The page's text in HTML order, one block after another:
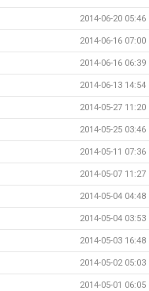
2014-06-20 05:46
2014-06-16 07:00
2014-06-16 06:39
2014-06-13 14:54
2014-05-27 11:20
2014-05-25 03:46
2014-05-11 07:36
2014-05-07 11:27
2014-05-04 04:48
2014-05-04 03:53
2014-05-03 16:48
2014-05-02 05:03
2014-05-01 06:05